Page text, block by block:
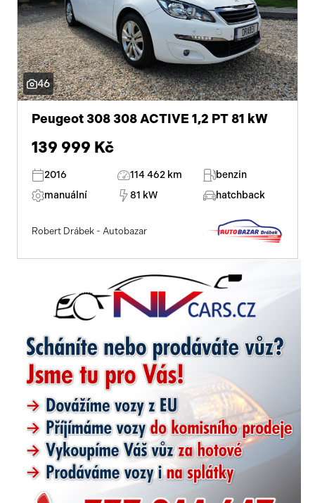
46
Peugeot 308 308 ACTIVE 1,2 PT 81 kW
139 999 Kč
2016 114 462 km
benzin
manuální
81 kW hatchback
Robert Drábek - Autobazar